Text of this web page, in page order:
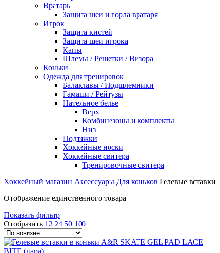
Вратарь
Защита шеи и горла вратаря
Игрок
Защита кистей
Защита шеи игрока
Капы
Шлемы / Решетки / Визора
Коньки
Одежда для тренировок
Балаклавы / Подшлемники
Гамаши / Рейтузы
Нательное белье
Верх
Комбинезоны и комплекты
Низ
Подтяжки
Хоккейные носки
Хоккейные свитера
Тренировочные свитера
Хоккейный магазин Аксессуары Для коньков Гелевые вставки
Отображение единственного товара
Показать фильтр
Отобразить 12 24 50 100